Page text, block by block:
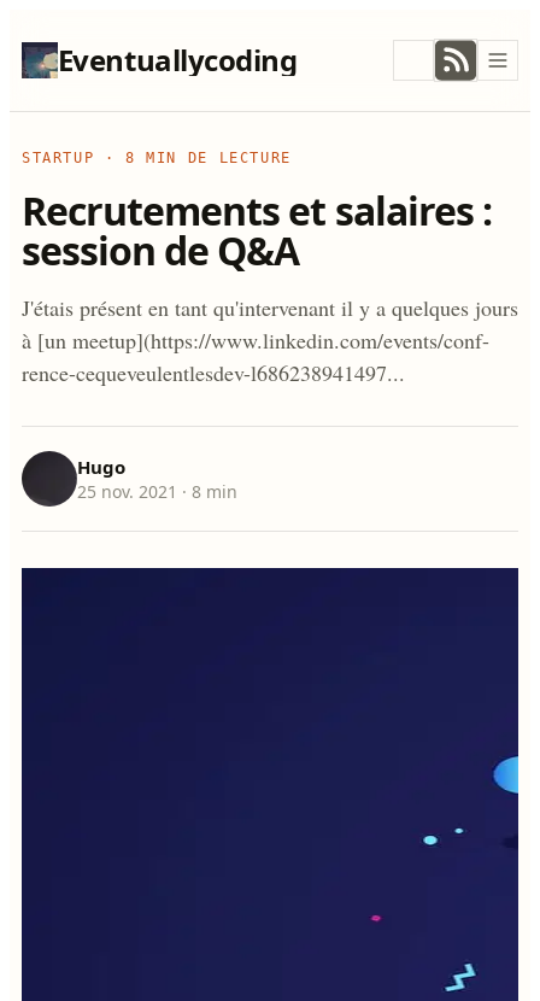
Eventuallycoding
STARTUP ·8 MIN DE LECTURE
Recrutements et salaires :
session de Q&A
J'étais présent en tant qu'intervenant il y a quelques jours
à [un meetup](https://www.linkedin.com/events/conf-
rence-cequeveulentlesdev-l686238941497...
Hugo
25 nov. 2021 · 8 min